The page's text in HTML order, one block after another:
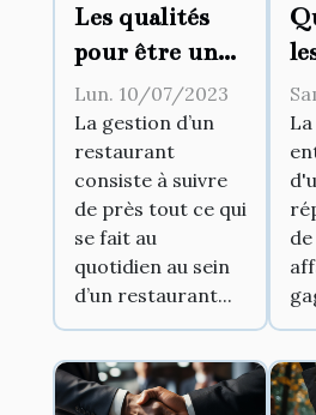
Les qualités
pour être un
bon gérant de
restaurant
Lun. 10/07/2023
La gestion d’un
restaurant
consiste à suivre
de près tout ce qui
se fait au
quotidien au sein
d’un restaurant...